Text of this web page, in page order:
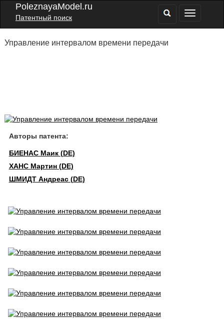
PoleznayaModel.ru
Патентный поиск
Управление интервалом времени передачи
Авторы патента:
БИЕНАС Маик (DE)
ХАНС Мартин (DE)
ШМИДТ Андреас (DE)